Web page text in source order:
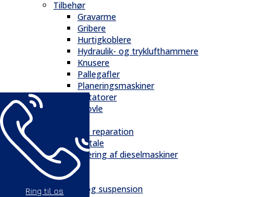
Ring til os
Tilbehør
Gravarme
Gribere
Hurtigkoblere
Hydraulik- og tryklufthammere
Knusere
Pallegafler
Planeringsmaskiner
Rotatorer
Skovle
Service
Service & reparation
Serviceaftale
Elektrificering af dieselmaskiner
Reservedele
Bånd
Chassis og suspension